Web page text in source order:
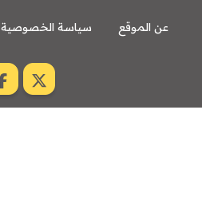
عن الموقع سياسة الخصوصية